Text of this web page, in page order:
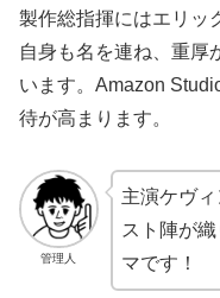
製作総指揮にはエリッ
自身も名を連ね、重厚
います。Amazon
待が高まります。
管理人
主演ケヴ
スト陣が
マです！